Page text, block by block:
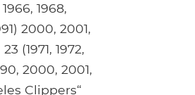
1968,
2000, 2001,
(1971, 1972,
2000, 2001,
Clippers“